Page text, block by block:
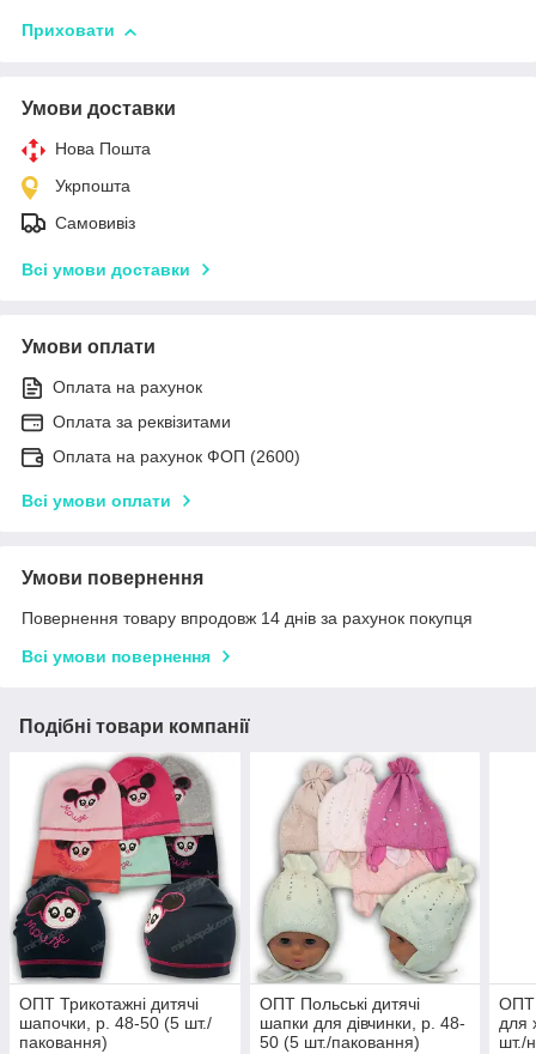
Приховати
Умови доставки
Нова Пошта
Укрпошта
Самовивіз
Всі умови доставки
Умови оплати
Оплата на рахунок
Оплата за реквізитами
Оплата на рахунок ФОП (2600)
Всі умови оплати
Умови повернення
Повернення товару впродовж 14 днів за рахунок покупця
Всі умови повернення
Подібні товари компанії
ОПТ Трикотажні дитячі
шапочки, р. 48-50 (5 шт./
паковання)
ОПТ Польські дитячі
шапки для дівчинки, р. 48-
50 (5 шт./паковання)
ОПТ
для
шт./